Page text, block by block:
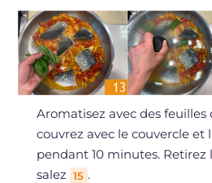
Aromatisez avec des feuilles
couvrez avec le couvercle et
pendant 10 minutes. Retirez
salez 15 .